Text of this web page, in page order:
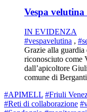
Vespa velutina
IN EVIDENZA
#vespavelutina ,
Grazie alla
riconosciuto come
dall’apicoltore
comune di
#APIMELL #Friuli
#Reti di collaborazione